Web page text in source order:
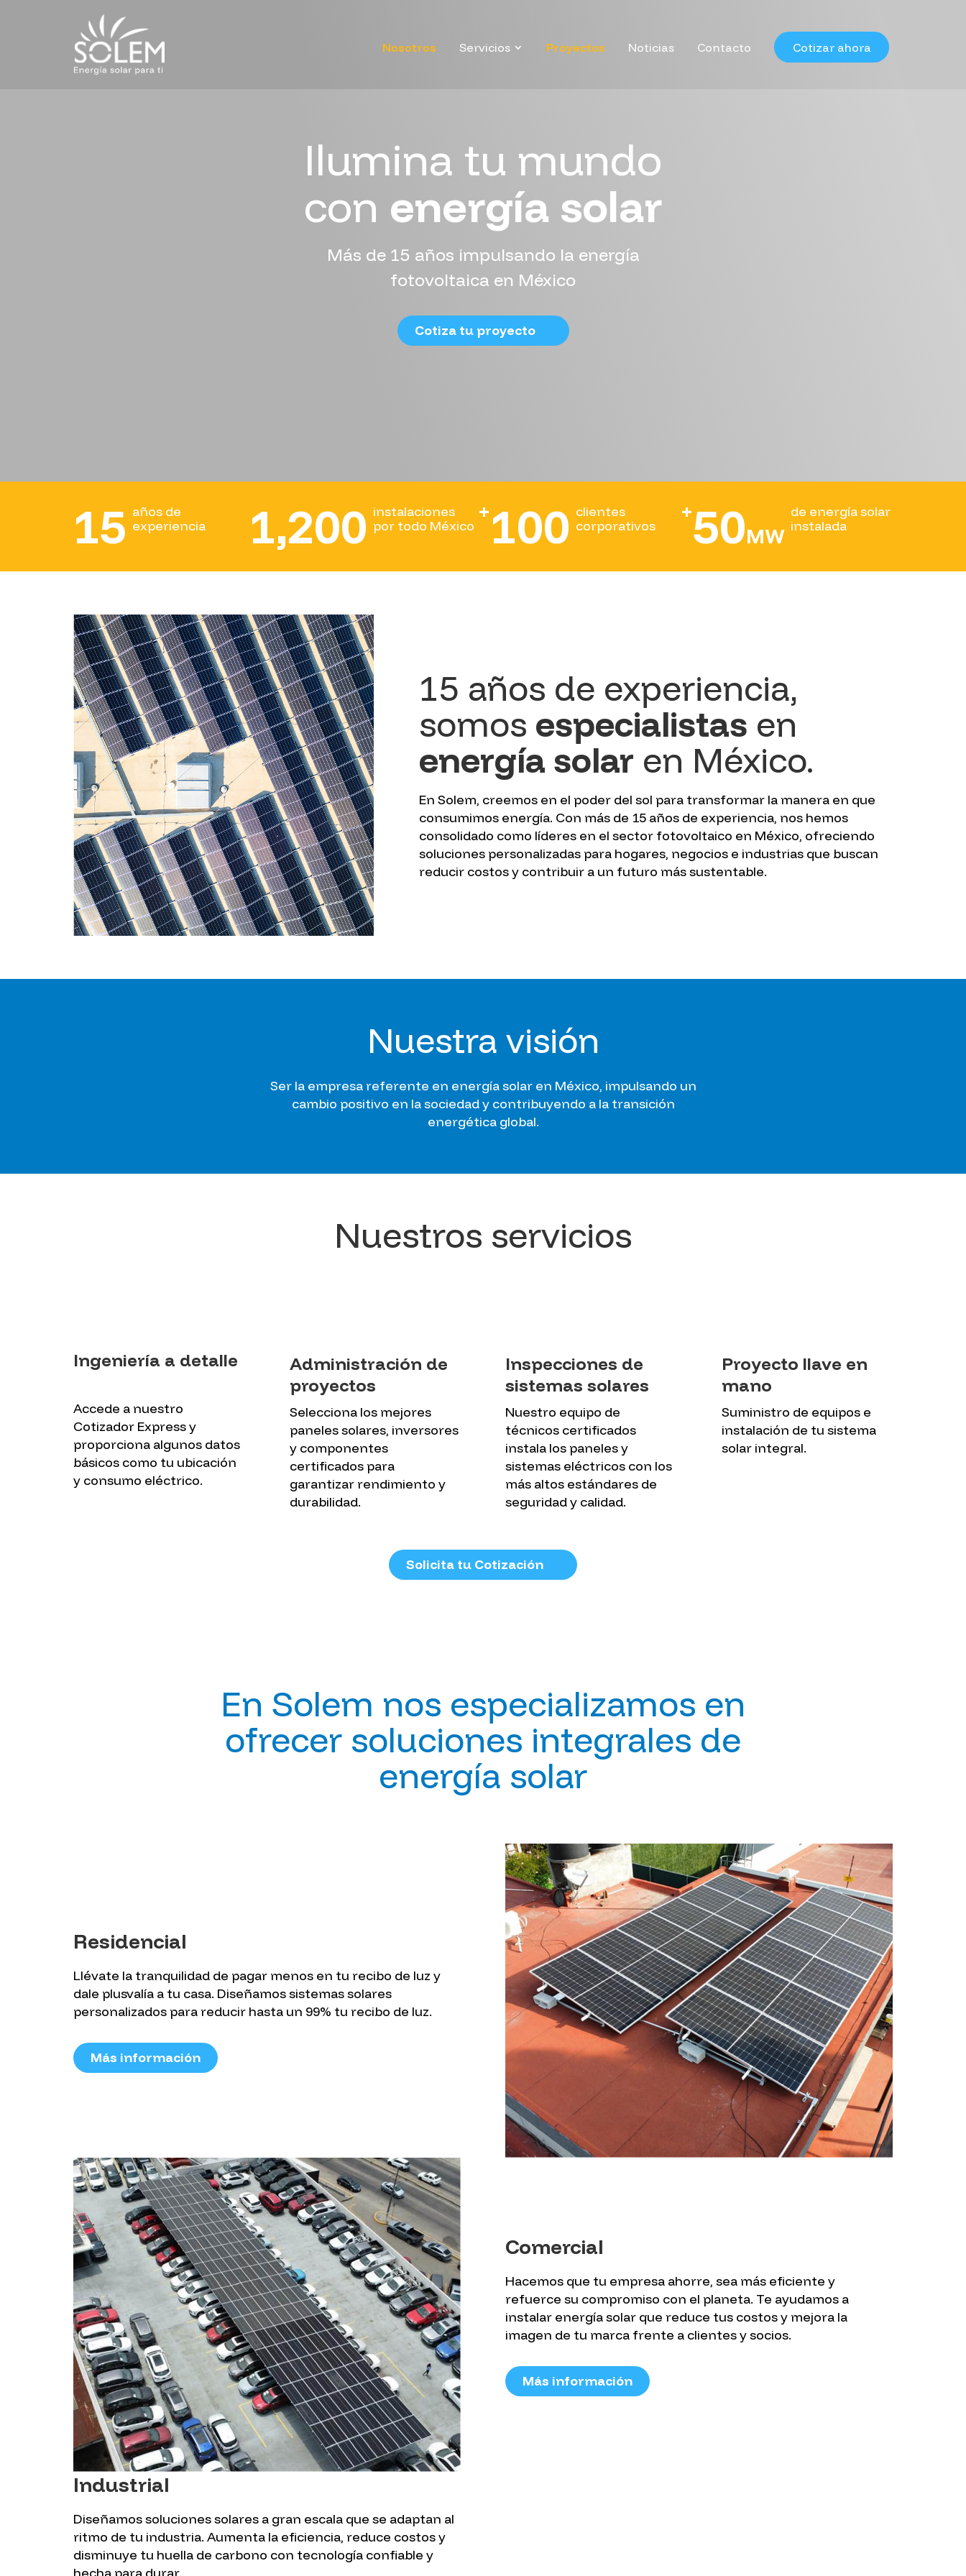
Nosotros Servicios Proyectos Noticias Contacto Cotizar ahora
Ilumina tu mundo
con energía solar
Más de 15 años impulsando la energía
fotovoltaica en México
Cotiza tu proyecto
15 años de
experiencia
1,200 instalaciones
por todo México
+100 clientes
corporativos
+50MW
de energía solar
instalada
15 años de experiencia,
somos especialistas en
energía solar en México.
En Solem, creemos en el poder del sol para transformar la manera en que
consumimos energía. Con más de 15 años de experiencia, nos hemos
consolidado como líderes en el sector fotovoltaico en México, ofreciendo
soluciones personalizadas para hogares, negocios e industrias que buscan
reducir costos y contribuir a un futuro más sustentable.
Nuestra visión
Ser la empresa referente en energía solar en México, impulsando un
cambio positivo en la sociedad y contribuyendo a la transición
energética global.
Nuestros servicios
Ingeniería a detalle
Accede a nuestro
Cotizador Express y
proporciona algunos datos
básicos como tu ubicación
y consumo eléctrico.
Administración de
proyectos
Selecciona los mejores
paneles solares, inversores
y componentes
certificados para
garantizar rendimiento y
durabilidad.
Inspecciones de
sistemas solares
Nuestro equipo de
técnicos certificados
instala los paneles y
sistemas eléctricos con los
más altos estándares de
seguridad y calidad.
Proyecto llave en
mano
Suministro de equipos e
instalación de tu sistema
solar integral.
Solicita tu Cotización
En Solem nos especializamos en
ofrecer soluciones integrales de
energía solar
Residencial
Llévate la tranquilidad de pagar menos en tu recibo de luz y
dale plusvalía a tu casa. Diseñamos sistemas solares
personalizados para reducir hasta un 99% tu recibo de luz.
Más información
Comercial
Hacemos que tu empresa ahorre, sea más eficiente y
refuerce su compromiso con el planeta. Te ayudamos a
instalar energía solar que reduce tus costos y mejora la
imagen de tu marca frente a clientes y socios.
Más información
Industrial
Diseñamos soluciones solares a gran escala que se adaptan al
ritmo de tu industria. Aumenta la eficiencia, reduce costos y
disminuye tu huella de carbono con tecnología confiable y